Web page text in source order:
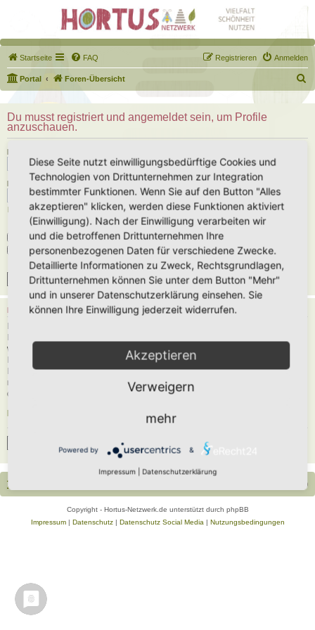
Startseite FAQ Anmelden
Registrieren
Portal Foren-Übersicht
u
Du musst registriert und angemeldet sein, um Profile
anzuschauen.
Benutzername:
Passwort:
Ich habe mein Passwort vergessen
Angemeldet bleiben
Meinen Online-Status während dieser Sitzung verbergen
REGISTRIEREN
weitere Funktionen zuzugreifen. Die Board-Administration kann registrierten
Benutzern auch zusätzliche Berechtigungen zuweisen. Beachte bitte unsere
Nutzungsbedingungen und die verwandten Regelungen, bevor du dich
registrierst. Bitte beachte auch die jeweiligen Forenregeln, wenn du dich in
diesem Board bewegst.
Datenschutzerklärung
UTC+02:00
Copyright - Hortus-Netzwerk.de unterstützt durch phpBB
Impressum| Datenschutz| Datenschutz Social Media Nutzungsbedingungen
Diese Seite nutzt einwilligungsbedürftige Cookies und
Technologien von Drittunternehmen zur Integration
bestimmter Funktionen. Wenn Sie auf den Button "Alles
akzeptieren" klicken, werden diese Funktionen aktiviert
(Einwilligung). Nach der Einwilligung verarbeiten wir
und die betroffenen Drittunternehmen Ihre
personenbezogenen Daten für verschiedene Zwecke.
Detaillierte Informationen zu Zweck, Rechtsgrundlagen,
Drittunternehmen können Sie unter dem Button "Mehr"
und in unserer Datenschutzerklärung einsehen. Sie
können Ihre Einwilligung jederzeit widerrufen.
Akzeptieren
Verweigern
mehr
Powered by &
Impressum Datenschutzerklärung